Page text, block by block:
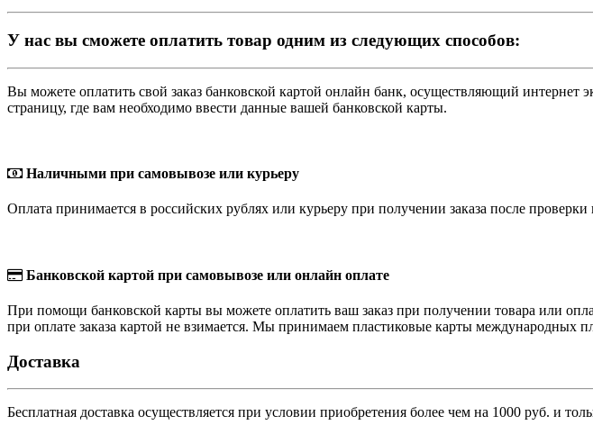
У нас вы сможете оплатить товар одним из следующих способов:
Вы можете оплатить свой заказ банковской картой онлайн банк, осуществляющий
страницу, где вам необходимо ввести данные вашей банковской карты.
Наличными при самовывозе или курьеру
Оплата принимается в российских рублях или курьеру при получении заказа после проверки
Банковской картой при самовывозе или онлайн оплате
При помощи банковской карты вы можете оплатить ваш заказ при получении товара или
при оплате заказа картой не взимается. Мы принимаем пластиковые карты международных
Доставка
Бесплатная доставка осуществляется при условии приобретения более чем на 1000 руб. и